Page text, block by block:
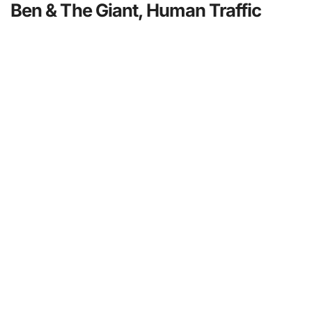
Ben & The Giant, Human Traffic